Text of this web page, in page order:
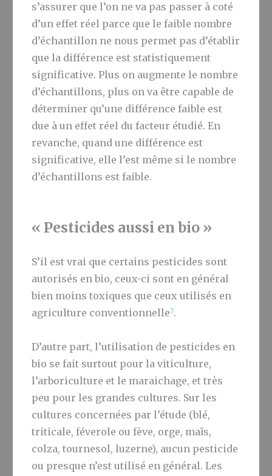
s’assurer que l’on ne va pas passer à coté
d’un effet réel parce que le faible nombre
d’échantillon ne nous permet pas d’établir
que la différence est statistiquement
significative. Plus on augmente le nombre
d’échantillons, plus on va être capable de
déterminer qu’une différence faible est
due à un effet réel du facteur étudié. En
revanche, quand une différence est
significative, elle l’est même si le nombre
d’échantillons est faible.
« Pesticides aussi en bio »
S’il est vrai que certains pesticides sont
autorisés en bio, ceux-ci sont en général
bien moins toxiques que ceux utilisés en
agriculture conventionnelle7.
D’autre part, l’utilisation de pesticides en
bio se fait surtout pour la viticulture,
l’arboriculture et le maraichage, et très
peu pour les grandes cultures. Sur les
cultures concernées par l’étude (blé,
triticale, féverole ou fève, orge, maïs,
colza, tournesol, luzerne), aucun pesticide
ou presque n’est utilisé en général. Les